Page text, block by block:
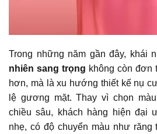
Trong những năm gần đây, khái
nhiên sang trọng không còn đơn
hơn, mà là xu hướng thiết kế nụ
lệ gương mặt. Thay vì chọn màu
chiều sâu, khách hàng hiện đại
nhẹ, có độ chuyển màu như